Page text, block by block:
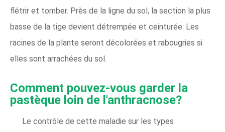
flétrir et tomber. Près de la ligne du sol, la section la plus
basse de la tige devient détrempée et ceinturée. Les
racines de la plante seront décolorées et rabougries si
elles sont arrachées du sol.
Comment pouvez-vous garder la
pastèque loin de l'anthracnose?
Le contrôle de cette maladie sur les types